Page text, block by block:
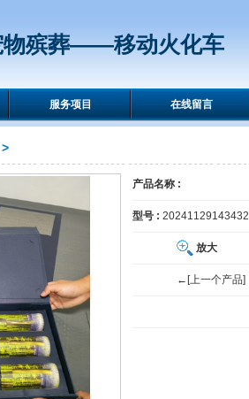
物殡葬——移动火化车
服务项目 在线留言
>
产品名称 :
型号 : 20241129143432
放大
←[上一个产品]